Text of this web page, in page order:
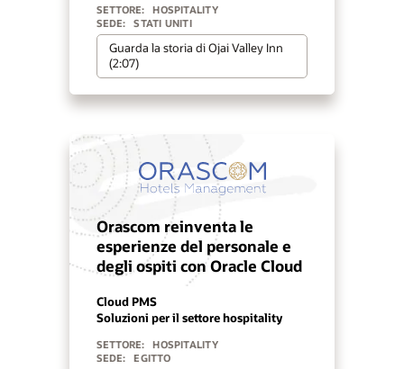
SETTORE:
HOSPITALITY
SEDE:
STATI UNITI
Guarda la storia di Ojai Valley Inn
(2:07)
Orascom reinventa le
esperienze del personale e
degli ospiti con Oracle Cloud
Cloud PMS
Soluzioni per il settore hospitality
SETTORE:
HOSPITALITY
SEDE:
EGITTO